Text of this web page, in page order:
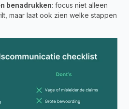
benadrukken: focus niet alleen
maar laat ook zien welke stappen